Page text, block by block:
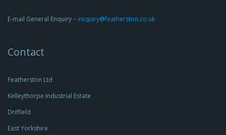
E-mail General Enquiry – enquiry@featherston.co.uk
Contact
Featherston Ltd
Kelleythorpe Industrial Estate
Driffield
East Yorkshire